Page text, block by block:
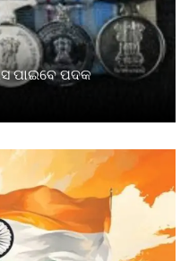
ପାଇବେ ପଦକ